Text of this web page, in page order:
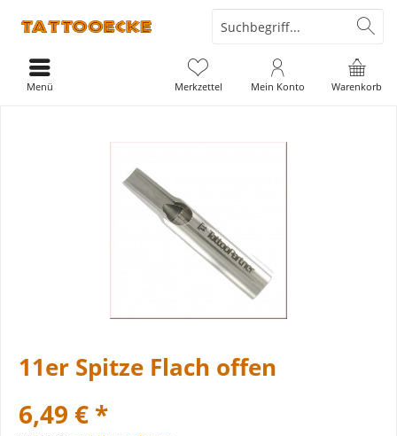
Warenkorb
Merkzettel Mein Konto
Menü
11er Spitze Flach offen
6,49 € *